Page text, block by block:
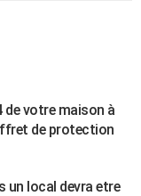
de votre maison à
de protection
local devra etre